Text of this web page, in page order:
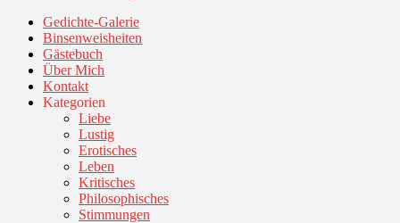
Gedichte-Galerie
Binsenweisheiten
Gästebuch
Über Mich
Kontakt
Kategorien
Liebe
Lustig
Erotisches
Leben
Kritisches
Philosophisches
Stimmungen